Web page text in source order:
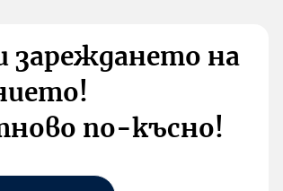
зареждането на
по-късно!